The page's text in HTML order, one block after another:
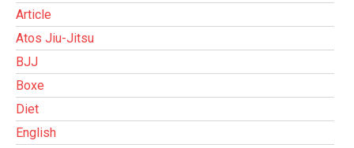
Article
Atos Jiu-Jitsu
BJJ
Boxe
Diet
English